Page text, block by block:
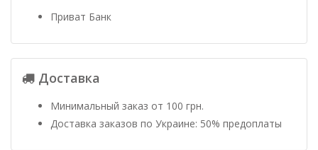
Приват Банк
Доставка
Минимальный заказ от 100 грн.
Доставка заказов по Украине: 50% предоплаты